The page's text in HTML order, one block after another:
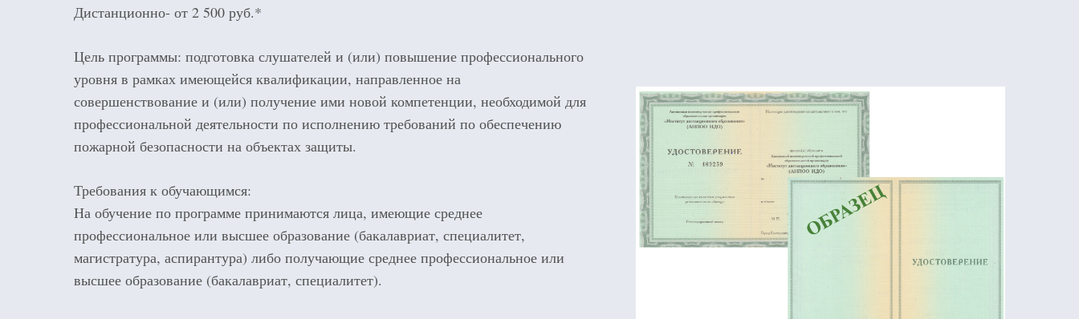
Дистанционно- от 2 500 руб.*
Цель программы: подготовка слушателей и (или) повышение профессионального
уровня в рамках имеющейся квалификации, направленное на
совершенствование и (или) получение ими новой компетенции, необходимой для
профессиональной деятельности по исполнению требований по обеспечению
пожарной безопасности на объектах защиты.
Требования к обучающимся:
На обучение по программе принимаются лица, имеющие среднее
профессиональное или высшее образование (бакалавриат, специалитет,
магистратура, аспирантура) либо получающие среднее профессиональное или
высшее образование (бакалавриат, специалитет).